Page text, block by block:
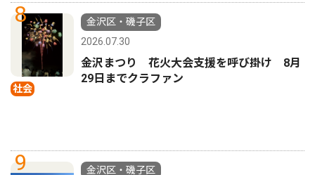
8
社会
金沢区・磯子区
2026.07.30
金沢まつり 花火大会支援を呼び掛け 8月
29日までクラファン
9
金沢区・磯子区